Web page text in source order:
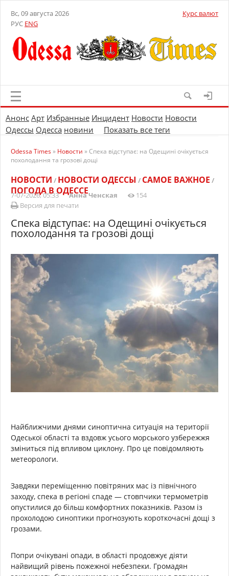
Вс, 09 августа 2026
РУС ENG
Курс валют
Анонс Арт Избранные Инцидент Новости Новости
Одессы Одесса новини Показать все теги
Odessa Times» Новости » Спека відступає: на Одещині очікується
похолодання та грозові дощі
НОВОСТИ / НОВОСТИ ОДЕССЫ / САМОЕ ВАЖНОЕ /
ПОГОДА В ОДЕССЕ
7-07-2026, 05:33 Анна Ченская
154
Версия для печати
Спека відступає: на Одещині очікується
похолодання та грозові дощі
Найближчими днями синоптична ситуація на території
Одеської області та вздовж усього морського узбережжя
зміниться під впливом циклону. Про це повідомляють
метеорологи.
Завдяки переміщенню повітряних мас із північного
заходу, спека в регіоні спаде — стовпчики термометрів
опустилися до більш комфортних показників. Разом із
прохолодою синоптики прогнозують короткочасні дощі з
грозами.
Попри очікувані опади, в області продовжує діяти
найвищий рівень пожежної небезпеки. Громадян